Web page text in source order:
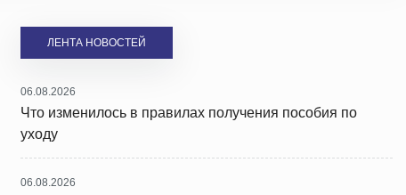
ЛЕНТА НОВОСТЕЙ
06.08.2026
Что изменилось в правилах получения пособия по
уходу
06.08.2026